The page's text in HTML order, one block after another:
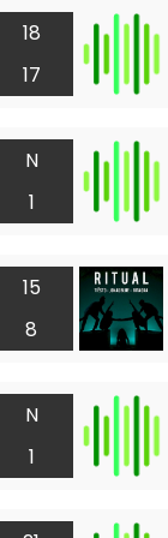
18
17
N
1
15
8
N
1